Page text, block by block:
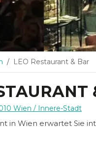
LEO Restaurant & Bar
Wien / Innere-Stadt
in Wien erwartet Sie